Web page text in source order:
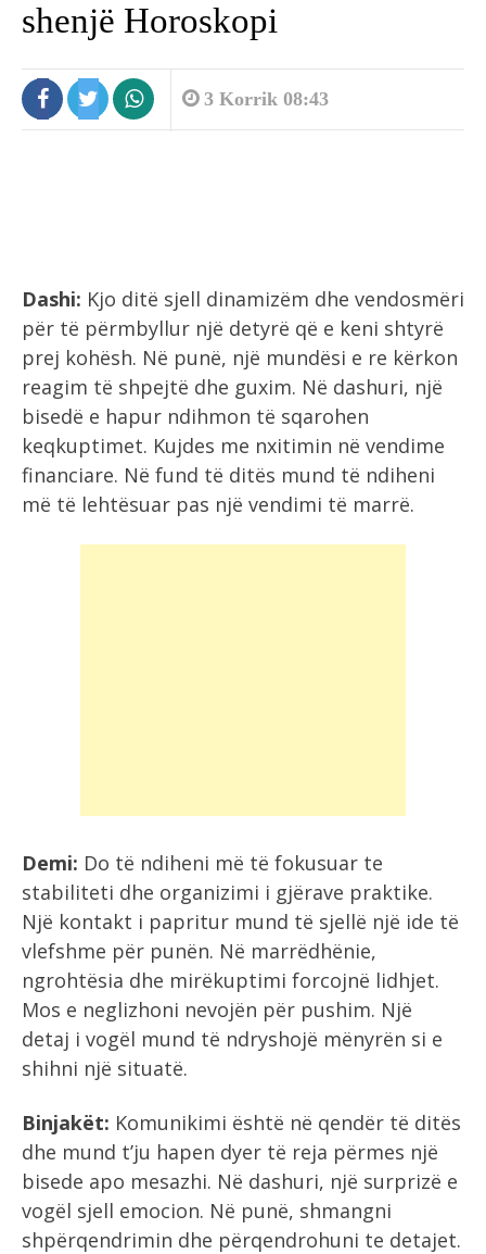
shenjë Horoskopi
3 Korrik 08:43
Dashi: Kjo ditë sjell dinamizëm dhe vendosmëri
për të përmbyllur një detyrë që e keni shtyrë
prej kohësh. Në punë, një mundësi e re kërkon
reagim të shpejtë dhe guxim. Në dashuri, një
bisedë e hapur ndihmon të sqarohen
keqkuptimet. Kujdes me nxitimin në vendime
financiare. Në fund të ditës mund të ndiheni
më të lehtësuar pas një vendimi të marrë.
Demi: Do të ndiheni më të fokusuar te
stabiliteti dhe organizimi i gjërave praktike.
Një kontakt i papritur mund të sjellë një ide të
vlefshme për punën. Në marrëdhënie,
ngrohtësia dhe mirëkuptimi forcojnë lidhjet.
Mos e neglizhoni nevojën për pushim. Një
detaj i vogël mund të ndryshojë mënyrën si e
shihni një situatë.
Binjakët: Komunikimi është në qendër të ditës
dhe mund t’ju hapen dyer të reja përmes një
bisede apo mesazhi. Në dashuri, një surprizë e
vogël sjell emocion. Në punë, shmangni
shpërqendrimin dhe përqendrohuni te detajet.